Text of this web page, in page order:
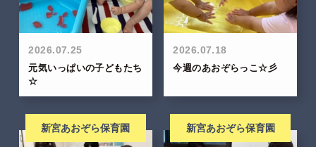
2026.07.25
元気いっぱいの子どもたち
☆
2026.07.18
今週のあおぞらっこ☆彡
新宮あおぞら保育園 新宮あおぞら保育園